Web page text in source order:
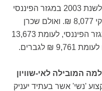
. לדוגמה השכר הממוצע לשנת 2003 במגזר הפיננסי
היה 10,133 ₪ בחודש ובמגזר העסקי 8,077 ₪. ואולם שכרן
הממוצע של נשים היה 7,750 ₪ במגזר הפיננסי, לעומת 13,673
המובילה לאי-שוויון
'נשי' אשר בעתיד יעניק